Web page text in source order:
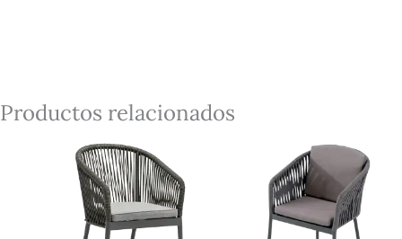
Productos relacionados